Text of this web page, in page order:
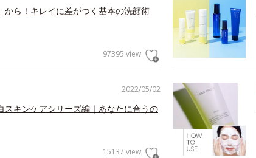
から！キレイに差がつく基本の洗顔術
97395 view
2022/05/02
スキンケアシリーズ編｜あなたに合うの
15137 view